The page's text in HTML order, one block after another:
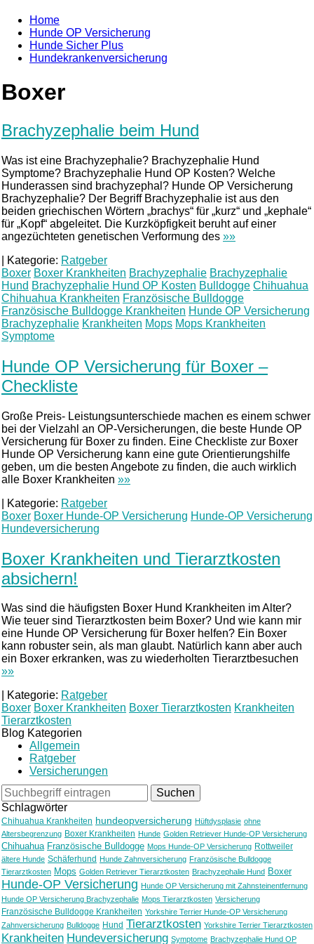
Home
Hunde OP Versicherung
Hunde Sicher Plus
Hundekrankenversicherung
Boxer
Brachyzephalie beim Hund
Was ist eine Brachyzephalie? Brachyzephalie Hund
Symptome? Brachyzephalie Hund OP Kosten? Welche
Hunderassen sind brachyzephal? Hunde OP Versicherung
Brachyzephalie? Der Begriff Brachyzephalie ist aus den
beiden griechischen Wörtern „brachys“ für „kurz“ und „kephale“
für „Kopf“ abgeleitet. Die Kurzköpfigkeit beruht auf einer
angezüchteten genetischen Verformung des »»
Kategorie: Ratgeber
Boxer Boxer Krankheiten Brachyzephalie Brachyzephalie
Hund Brachyzephalie Hund OP Kosten Bulldogge Chihuahua
Chihuahua Krankheiten Französische Bulldogge
Französische Bulldogge Krankheiten Hunde OP Versicherung
Brachyzephalie Krankheiten Mops Mops Krankheiten
Symptome
Hunde OP Versicherung für Boxer –
Checkliste
Große Preis- Leistungsunterschiede machen es einem schwer
bei der Vielzahl an OP-Versicherungen, die beste Hunde OP
Versicherung für Boxer zu finden. Eine Checkliste zur Boxer
Hunde OP Versicherung kann eine gute Orientierungshilfe
geben, um die besten Angebote zu finden, die auch wirklich
alle Boxer Krankheiten »»
Kategorie: Ratgeber
Boxer Boxer Hunde-OP Versicherung Hunde-OP Versicherung
Hundeversicherung
Boxer Krankheiten und Tierarztkosten
absichern!
Was sind die häufigsten Boxer Hund Krankheiten im Alter?
Wie teuer sind Tierarztkosten beim Boxer? Und wie kann mir
eine Hunde OP Versicherung für Boxer helfen? Ein Boxer
kann robuster sein, als man glaubt. Natürlich kann aber auch
ein Boxer erkranken, was zu wiederholten Tierarztbesuchen
»»
Kategorie: Ratgeber
Boxer Boxer Krankheiten Boxer Tierarztkosten Krankheiten
Tierarztkosten
Blog Kategorien
Allgemein
Ratgeber
Versicherungen
Schlagwörter
Chihuahua Krankheiten hundeopversicherung Hüftdysplasie ohne
Altersbegrenzung Boxer Krankheiten Hunde Golden Retriever Hunde-OP Versicherung
Chihuahua Französische Bulldogge Mops Hunde-OP Versicherung Rottweiler
ältere Hunde Schäferhund Hunde Zahnversicherung Französische Bulldogge
Tierarztkosten Mops Golden Retriever Tierarztkosten Brachyzephalie Hund Boxer
Hunde-OP Versicherung Hunde OP Versicherung mit Zahnsteinentfernung
Hunde OP Versicherung Brachyzephalie Mops Tierarztkosten Versicherung
Französische Bulldogge Krankheiten Yorkshire Terrier Hunde-OP Versicherung
Zahnversicherung Bulldogge Hund Tierarztkosten Yorkshire Terrier Tierarztkosten
Krankheiten Hundeversicherung Symptome Brachyzephalie Hund OP